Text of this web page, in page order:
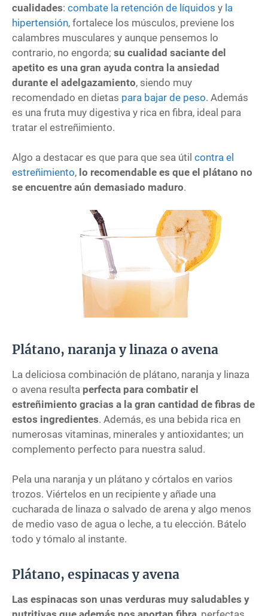
cualidades: combate la retención de líquidos y la
hipertensión, fortalece los músculos, previene los
calambres musculares y aunque pensemos lo
contrario, no engorda; su cualidad saciante del
apetito es una gran ayuda contra la ansiedad
durante el adelgazamiento, siendo muy
recomendado en dietas para bajar de peso. Además
es una fruta muy digestiva y rica en fibra, ideal para
tratar el estreñimiento.
Algo a destacar es que para que sea útil contra el
estreñimiento, lo recomendable es que el plátano no
se encuentre aún demasiado maduro.
Plátano, naranja y linaza o avena
La deliciosa combinación de plátano, naranja y linaza
o avena resulta perfecta para combatir el
estreñimiento gracias a la gran cantidad de fibras de
estos ingredientes. Además, es una bebida rica en
numerosas vitaminas, minerales y antioxidantes; un
complemento perfecto para nuestra salud.
Pela una naranja y un plátano y córtalos en varios
trozos. Viértelos en un recipiente y añade una
cucharada de linaza o salvado de arena y algo menos
de medio vaso de agua o leche, a tu elección. Bátelo
todo y tómalo al instante.
Plátano, espinacas y avena
Las espinacas son unas verduras muy saludables y